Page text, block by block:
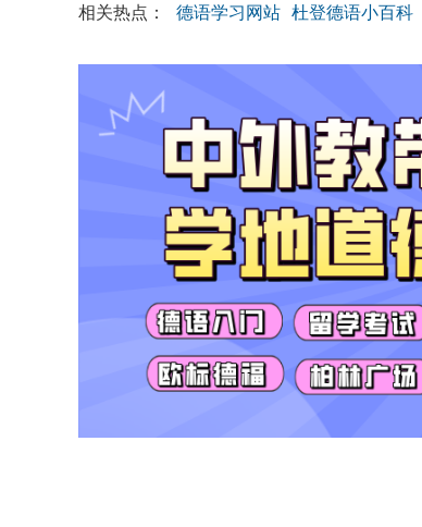
相关热点： 德语学习网站 杜登德语小百科